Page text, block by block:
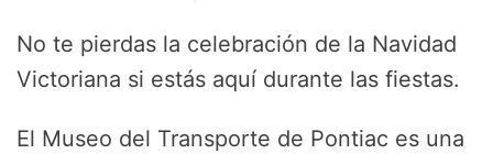
No te pierdas la celebración de la Navidad
Victoriana si estás aquí durante las fiestas.
El Museo del Transporte de Pontiac es una